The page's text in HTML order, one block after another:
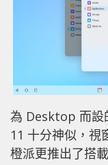
為 Desktop 而設
11 十分神似，視
橙派更推出了搭